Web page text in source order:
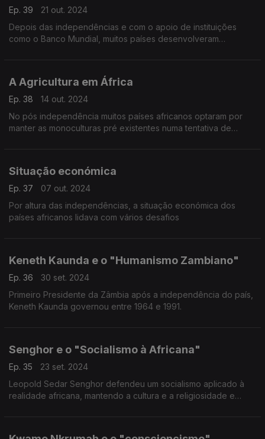
Ep. 39
21 out. 2024
Depois das independências e com o apoio de instituições
como o Banco Mundial, muitos países desenvolveram
A Agricultura em África
Ep. 38
14 out. 2024
No pós independência muitos países africanos optaram por
manter as monoculturas pré existentes numa tentativa de
Situação económica
Ep. 37
07 out. 2024
Por altura das independências, a situação económica dos
países africanos lidava com vários desafios
Keneth Kaunda e o "Humanismo Zambiano"
Ep. 36
30 set. 2024
Primeiro Presidente da Zâmbia após a independência do país,
Keneth Kaunda governou entre 1964 e 1991.
Senghor e o "Socialismo à Africana"
Ep. 35
23 set. 2024
Leopold Sedar Senghor defendeu um socialismo aplicado à
realidade africana, mantendo a cultura e a religiosidade e